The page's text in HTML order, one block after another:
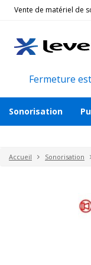
Vente de matériel de
Fermeture
Sonorisation
Accueil Sonorisation